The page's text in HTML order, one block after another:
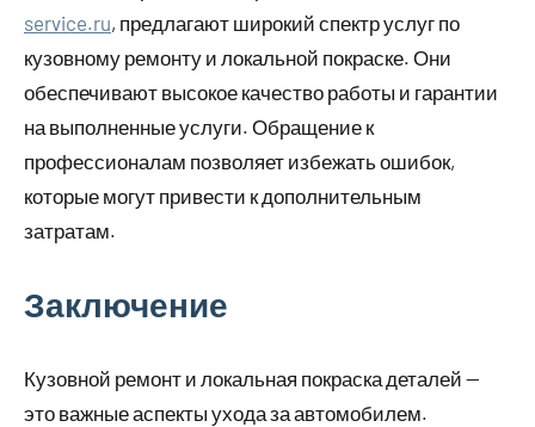
service.ru, предлагают широкий спектр услуг по
кузовному ремонту и локальной покраске. Они
обеспечивают высокое качество работы и гарантии
на выполненные услуги. Обращение к
профессионалам позволяет избежать ошибок,
которые могут привести к дополнительным
затратам.
Заключение
Кузовной ремонт и локальная покраска деталей —
это важные аспекты ухода за автомобилем.